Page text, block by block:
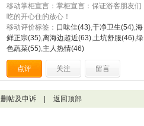
移动掌柜宣言：掌柜宣言：保证游客朋友们
吃的开心住的放心！
移动评价标签： 口味佳(43),干净卫生(54),海
鲜正宗(35),离海边超近(63),土坑舒服(46),绿
色蔬菜(55),主人热情(46)
点评 关注 留言
删帖及申诉
返回顶部